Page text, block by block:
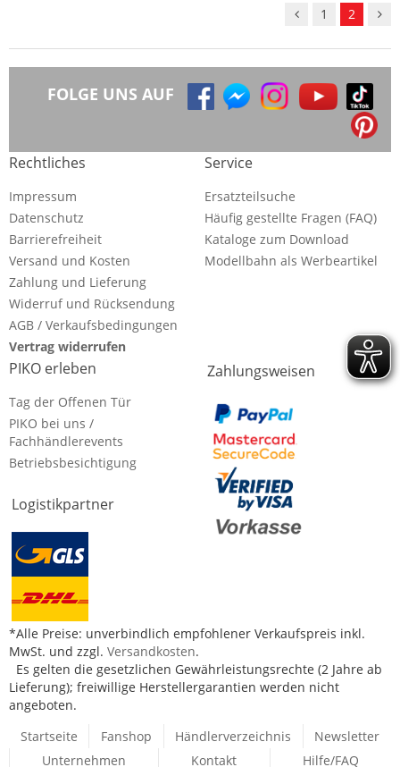
1 2
FOLGE UNS AUF
Rechtliches
Impressum
Datenschutz
Barrierefreiheit
Versand und Kosten
Zahlung und Lieferung
Widerruf und Rücksendung
AGB / Verkaufsbedingungen
Vertrag widerrufen
Service
Ersatzteilsuche
Häufig gestellte Fragen (FAQ)
Kataloge zum Download
Modellbahn als Werbeartikel
PIKO erleben
Tag der Offenen Tür
PIKO bei uns /
Fachhändlerevents
Betriebsbesichtigung
Logistikpartner
Zahlungsweisen
*Alle Preise: unverbindlich empfohlener Verkaufspreis inkl.
MwSt. und zzgl. Versandkosten.
Es gelten die gesetzlichen Gewährleistungsrechte (2 Jahre ab
Lieferung); freiwillige Herstellergarantien werden nicht
angeboten.
Startseite
Fanshop Händlerverzeichnis
Newsletter
Unternehmen
Kontakt Hilfe/FAQ